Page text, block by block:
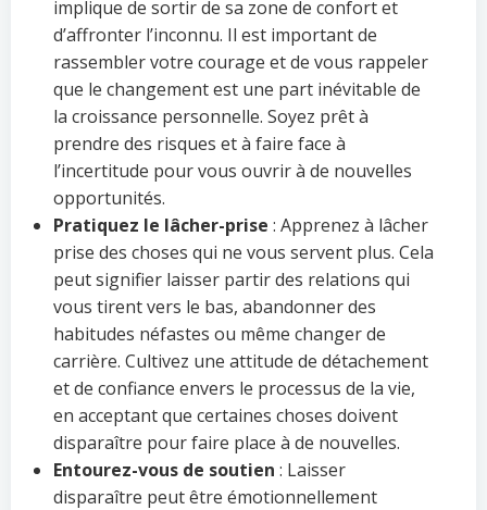
implique de sortir de sa zone de confort et
d’affronter l’inconnu. Il est important de
rassembler votre courage et de vous rappeler
que le changement est une part inévitable de
la croissance personnelle. Soyez prêt à
prendre des risques et à faire face à
l’incertitude pour vous ouvrir à de nouvelles
opportunités.
Pratiquez le lâcher-prise : Apprenez à lâcher
prise des choses qui ne vous servent plus. Cela
peut signifier laisser partir des relations qui
vous tirent vers le bas, abandonner des
habitudes néfastes ou même changer de
carrière. Cultivez une attitude de détachement
et de confiance envers le processus de la vie,
en acceptant que certaines choses doivent
disparaître pour faire place à de nouvelles.
Entourez-vous de soutien : Laisser
disparaître peut être émotionnellement